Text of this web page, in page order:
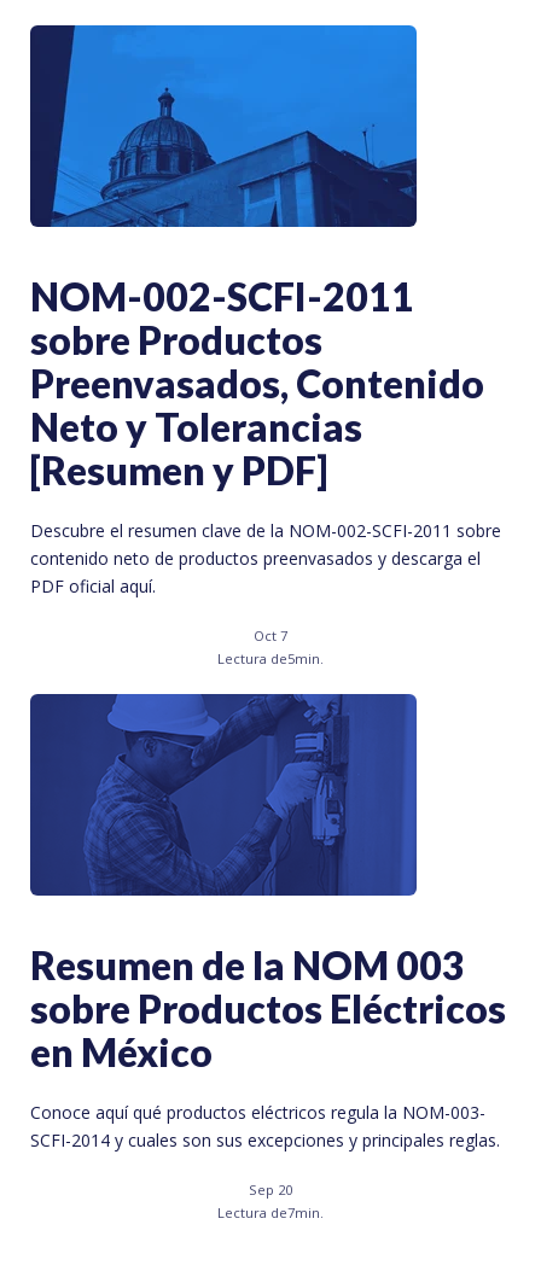
NOM-002-SCFI-2011
sobre Productos
Preenvasados, Contenido
Neto y Tolerancias
[Resumen y PDF]
Descubre el resumen clave de la NOM-002-SCFI-2011 sobre
contenido neto de productos preenvasados y descarga el
PDF oficial aquí.
Oct 7
Lectura de5min.
Resumen de la NOM 003
sobre Productos Eléctricos
en México
Conoce aquí qué productos eléctricos regula la NOM-003-
SCFI-2014 y cuales son sus excepciones y principales reglas.
Sep 20
Lectura de7min.